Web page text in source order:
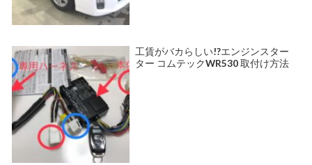
工賃がバカらしい!?エンジンスター
ター コムテックWR530 取付け方法